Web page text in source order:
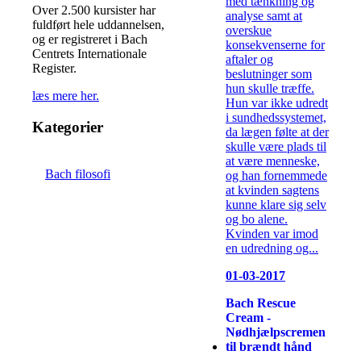
Over 2.500 kursister har
fuldført hele uddannelsen,
og er registreret i Bach
Centrets Internationale
Register.
læs mere her.
Kategorier
Bach filosofi
analyse samt at
overskue
konsekvenserne for
aftaler og
beslutninger som
hun skulle træffe.
Hun var ikke udredt
i sundhedssystemet,
da lægen følte at der
skulle være plads til
at være menneske,
og han fornemmede
at kvinden sagtens
kunne klare sig selv
og bo alene.
Kvinden var imod
en udredning og...
01-03-2017
Bach Rescue
Cream -
Nødhjælpscremen
til brændt hånd